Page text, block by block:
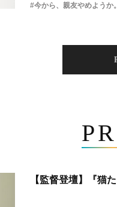
#今から、親友やめようか
【監督登壇】『猫